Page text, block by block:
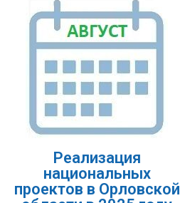
Реализация
национальных
проектов в Орловской